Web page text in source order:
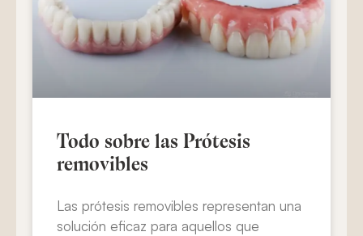
Todo sobre las Prótesis
removibles
Las prótesis removibles representan una
solución eficaz para aquellos que